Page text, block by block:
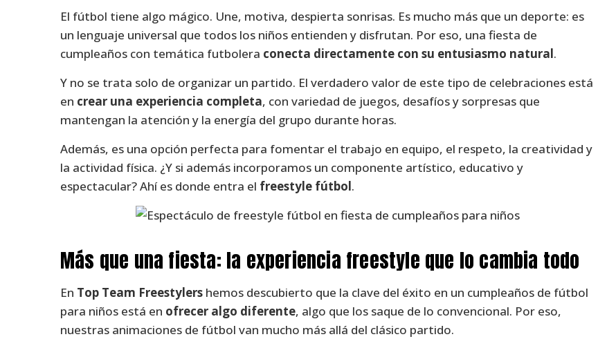
El fútbol tiene algo mágico. Une, motiva, despierta sonrisas. Es mucho más que un deporte: es
un lenguaje universal que todos los niños entienden y disfrutan. Por eso, una fiesta de
cumpleaños con temática futbolera conecta directamente con su entusiasmo natural.
Y no se trata solo de organizar un partido. El verdadero valor de este tipo de celebraciones está
en crear una experiencia completa, con variedad de juegos, desafíos y sorpresas que
mantengan la atención y la energía del grupo durante horas.
Además, es una opción perfecta para fomentar el trabajo en equipo, el respeto, la creatividad y
la actividad física. ¿Y si además incorporamos un componente artístico, educativo y
espectacular? Ahí es donde entra el freestyle fútbol.
Más que una fiesta: la experiencia freestyle que lo cambia todo
En Top Team Freestylers hemos descubierto que la clave del éxito en un cumpleaños de fútbol
para niños está en ofrecer algo diferente, algo que los saque de lo convencional. Por eso,
nuestras animaciones de fútbol van mucho más allá del clásico partido.